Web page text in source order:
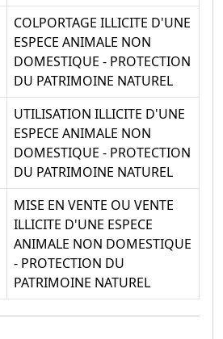
COLPORTAGE ILLICITE D'UNE
ESPECE ANIMALE NON
DOMESTIQUE - PROTECTION
DU PATRIMOINE NATUREL
UTILISATION ILLICITE D'UNE
ESPECE ANIMALE NON
DOMESTIQUE - PROTECTION
DU PATRIMOINE NATUREL
MISE EN VENTE OU VENTE
ILLICITE D'UNE ESPECE
ANIMALE NON DOMESTIQUE
- PROTECTION DU
PATRIMOINE NATUREL